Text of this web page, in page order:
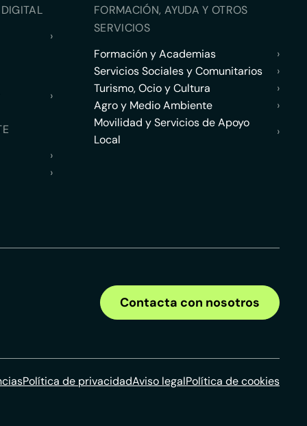
›
›
›
›
FORMACIÓN, AYUDA Y OTROS
SERVICIOS
Formación y Academias
›
Servicios Sociales y Comunitarios
›
Turismo, Ocio y Cultura
›
Agro y Medio Ambiente
›
Movilidad y Servicios de Apoyo
Local
›
Contacta con nosotros
Política de privacidadAviso legalPolítica de cookies